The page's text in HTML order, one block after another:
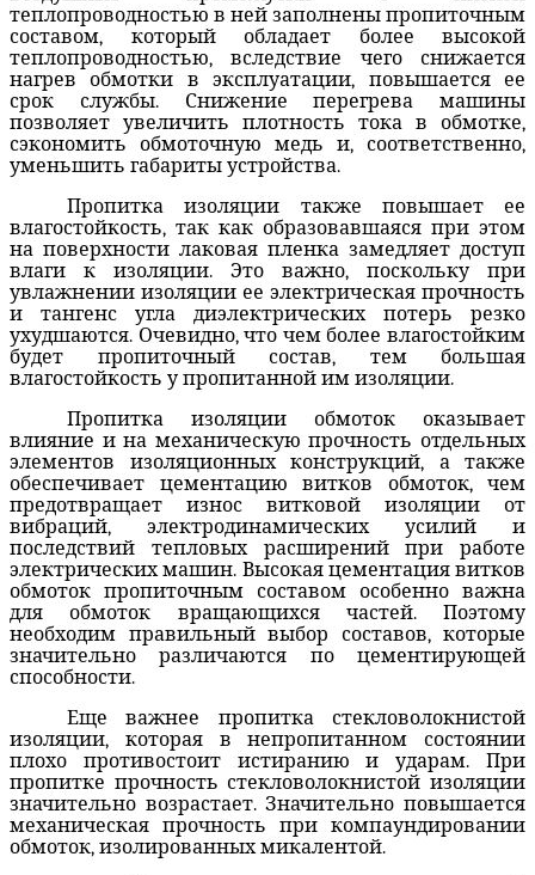
теплопроводностью в ней заполнены пропиточным
составом, который обладает более высокой
теплопроводностью, вследствие чего снижается
нагрев обмотки в эксплуатации, повышается ее
срок службы. Снижение перегрева машины
позволяет увеличить плотность тока в обмотке,
сэкономить обмоточную медь и, соответственно,
уменьшить габариты устройства.
Пропитка изоляции также повышает ее
влагостойкость, так как образовавшаяся при этом
на поверхности лаковая пленка замедляет доступ
влаги к изоляции. Это важно, поскольку при
увлажнении изоляции ее электрическая прочность
и тангенс угла диэлектрических потерь резко
ухудшаются. Очевидно, что чем более влагостойким
будет пропиточный состав, тем большая
влагостойкость у пропитанной им изоляции.
Пропитка изоляции обмоток оказывает
влияние и на механическую прочность отдельных
элементов изоляционных конструкций, а также
обеспечивает цементацию витков обмоток, чем
предотвращает износ витковой изоляции от
вибраций, электродинамических усилий и
последствий тепловых расширений при работе
электрических машин. Высокая цементация витков
обмоток пропиточным составом особенно важна
для обмоток вращающихся частей. Поэтому
необходим правильный выбор составов, которые
значительно различаются по цементирующей
способности.
Еще важнее пропитка стекловолокнистой
изоляции, которая в непропитанном состоянии
плохо противостоит истиранию и ударам. При
пропитке прочность стекловолокнистой изоляции
значительно возрастает. Значительно повышается
механическая прочность при компаундировании
обмоток, изолированных микалентой.